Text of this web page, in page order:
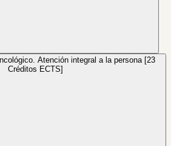
Atención integral a la persona [23